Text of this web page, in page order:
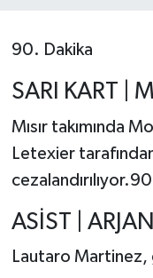
90. Dakika
SARI KART |
Mısır takımında
Letexier
ASİST |
Lautaro Martinez,